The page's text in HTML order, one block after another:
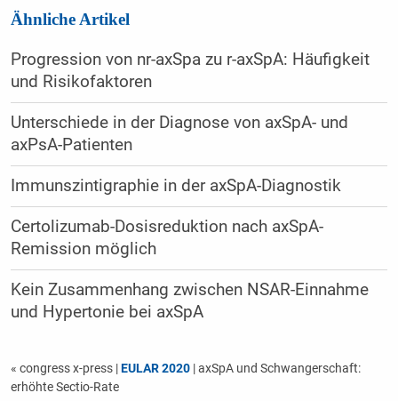
Ähnliche Artikel
Progression von nr-axSpa zu r-axSpA: Häufigkeit
und Risikofaktoren
Unterschiede in der Diagnose von axSpA- und
axPsA-Patienten
Immunszintigraphie in der axSpA-Diagnostik
Certolizumab-Dosisreduktion nach axSpA-
Remission möglich
Kein Zusammenhang zwischen NSAR-Einnahme
und Hypertonie bei axSpA
« congress x-press |EULAR 2020| axSpA und Schwangerschaft:
erhöhte Sectio-Rate